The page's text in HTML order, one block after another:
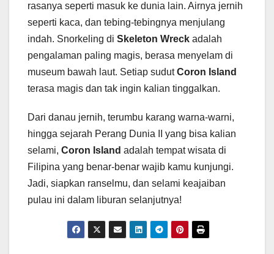
rasanya seperti masuk ke dunia lain. Airnya jernih
seperti kaca, dan tebing-tebingnya menjulang
indah. Snorkeling di Skeleton Wreck adalah
pengalaman paling magis, berasa menyelam di
museum bawah laut. Setiap sudutCoron Island
terasa magis dan tak ingin kalian tinggalkan.
Dari danau jernih, terumbu karang warna-warni,
hingga sejarah Perang Dunia II yang bisa kalian
selami, Coron Island adalah tempat wisata di
Filipina yang benar-benar wajib kamu kunjungi.
Jadi, siapkan ranselmu, dan selami keajaiban
pulau ini dalam liburan selanjutnya!